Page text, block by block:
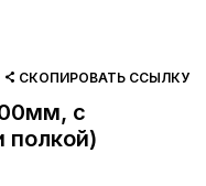
СКОПИРОВАТЬ ССЫЛКУ
с